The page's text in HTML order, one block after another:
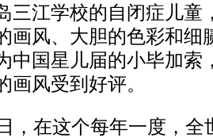
三江学校的自闭症儿童
画风、大胆的色彩和细
中国星儿届的小毕加索
画风受到好评。
在这个每年一度，全